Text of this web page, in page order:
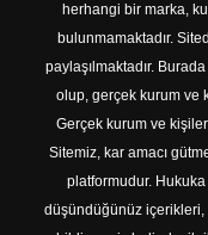
herhangi bir marka,
bulunmamaktadır.
paylaşılmaktadır.
olup, gerçek kurum ve
Gerçek kurum ve
Sitemiz, kar amacı
platformudur.
düşündüğünüz içerikleri,